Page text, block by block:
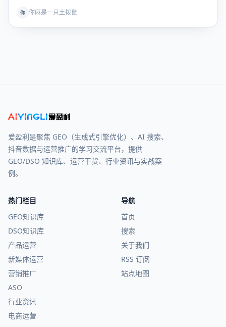
你 你麻是一只土拨鼠
爱盈利是聚焦 GEO（生成式引擎优化）、AI 搜索、
抖音数据与运营推广的学习交流平台，提供
GEO/DSO 知识库、运营干货、行业资讯与实战案
例。
热门栏目
GEO知识库
DSO知识库
产品运营
新媒体运营
营销推广
ASO
行业资讯
电商运营
导航
首页
搜索
关于我们
RSS 订阅
站点地图